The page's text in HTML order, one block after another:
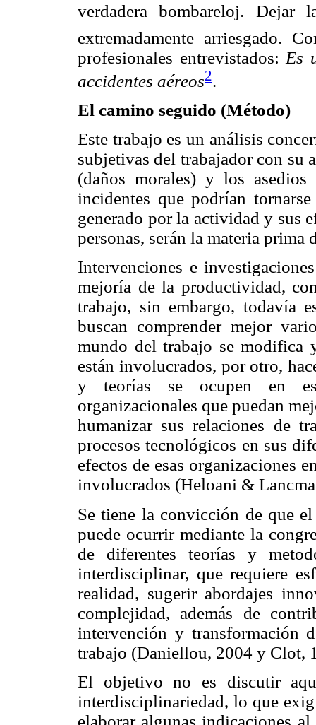
verdadera bombareloj.
extremadamente arriesgado.
profesionales entrevistados: Es
accidentes aéreos2.
El camino seguido (Método)
Este trabajo es un análisis
subjetivas del trabajador con su
(daños morales) y los
incidentes que podrían
generado por la actividad y sus
personas, serán la materia
Intervenciones e
mejoría de la productividad,
trabajo, sin embargo, todavía
buscan comprender mejor
mundo del trabajo se modifica
están involucrados, por otro,
y teorías se ocupen en
organizacionales que puedan
humanizar sus relaciones de
procesos tecnológicos en sus
efectos de esas organizaciones
involucrados (Heloani &
Se tiene la convicción de que
puede ocurrir mediante la
de diferentes teorías y
interdisciplinar, que requiere
realidad, sugerir abordajes
complejidad, además de
intervención y transformación
trabajo (Daniellou, 2004 y Clot,
El objetivo no es discutir
interdisciplinariedad, lo que
elaborar algunas indicaciones